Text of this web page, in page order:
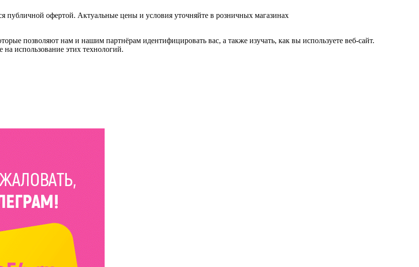
публичной офертой. Актуальные цены и условия уточняйте в розничных магазинах
позволяют нам и нашим партнёрам идентифицировать вас, а также изучать, как вы используете веб-сайт.
на использование этих технологий.